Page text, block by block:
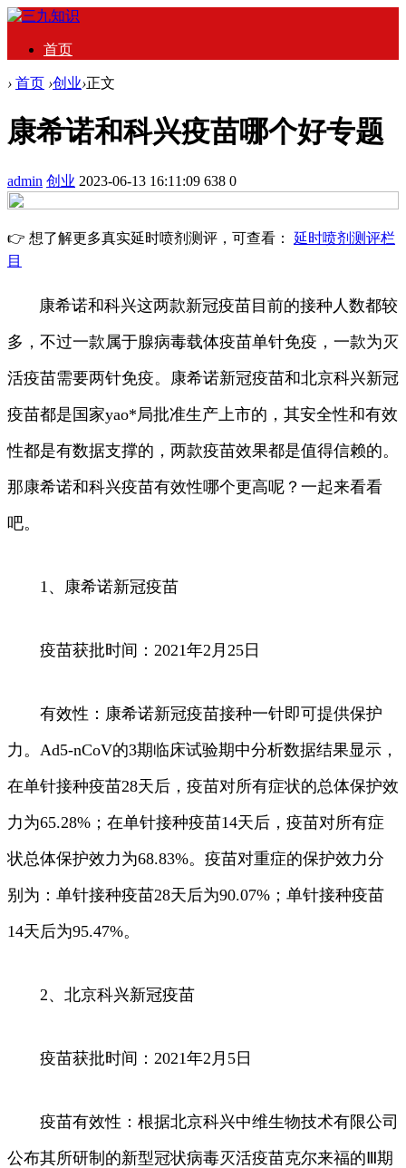
首页
› 首页 ›创业›正文
康希诺和科兴疫苗哪个好专题
admin 创业 2023-06-13 16:11:09 638 0
👉 想了解更多真实延时喷剂测评，可查看： 延时喷剂测评栏
目
康希诺和科兴这两款新冠疫苗目前的接种人数都较
多，不过一款属于腺病毒载体疫苗单针免疫，一款为灭
活疫苗需要两针免疫。康希诺新冠疫苗和北京科兴新冠
疫苗都是国家yao*局批准生产上市的，其安全性和有效
性都是有数据支撑的，两款疫苗效果都是值得信赖的。
那康希诺和科兴疫苗有效性哪个更高呢？一起来看看
吧。
1、康希诺新冠疫苗
疫苗获批时间：2021年2月25日
有效性：康希诺新冠疫苗接种一针即可提供保护
力。Ad5-nCoV的3期临床试验期中分析数据结果显示，
在单针接种疫苗28天后，疫苗对所有症状的总体保护效
力为65.28%；在单针接种疫苗14天后，疫苗对所有症
状总体保护效力为68.83%。疫苗对重症的保护效力分
别为：单针接种疫苗28天后为90.07%；单针接种疫苗
14天后为95.47%。
2、北京科兴新冠疫苗
疫苗获批时间：2021年2月5日
疫苗有效性：根据北京科兴中维生物技术有限公司
公布其所研制的新型冠状病毒灭活疫苗克尔来福的Ⅲ期